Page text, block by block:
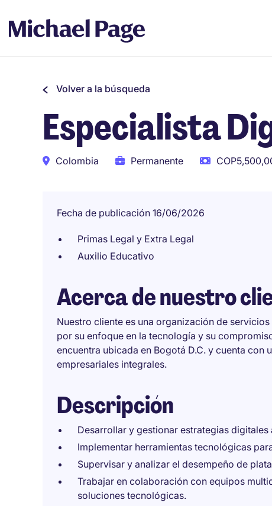
Volver a la búsqueda
Especialista
Colombia Permanente
Fecha de publicación 16/06/2026
Primas Legal y Extra Legal
Auxilio Educativo
Acerca de nuestro
Nuestro cliente es una organización de
por su enfoque en la tecnología y su
encuentra ubicada en Bogotá D.C. y cuenta
empresariales integrales.
Descripción
Desarrollar y gestionar estrategias
Implementar herramientas tecnológicas
Supervisar y analizar el desempeño de
Trabajar en colaboración con equipos
soluciones tecnológicas.